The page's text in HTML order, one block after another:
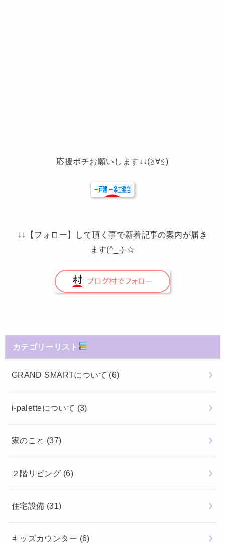
応援ポチお願いします↓↓(≧∀≦)
↓↓【フォロー】して頂く事で新着記事の案内が届き
ます(^_-)-☆
カテゴリーリスト
GRAND SMARTについて (6)
i-paletteについて (3)
家のこと (37)
２階リビング (6)
住宅設備 (31)
キッズカウンター (6)